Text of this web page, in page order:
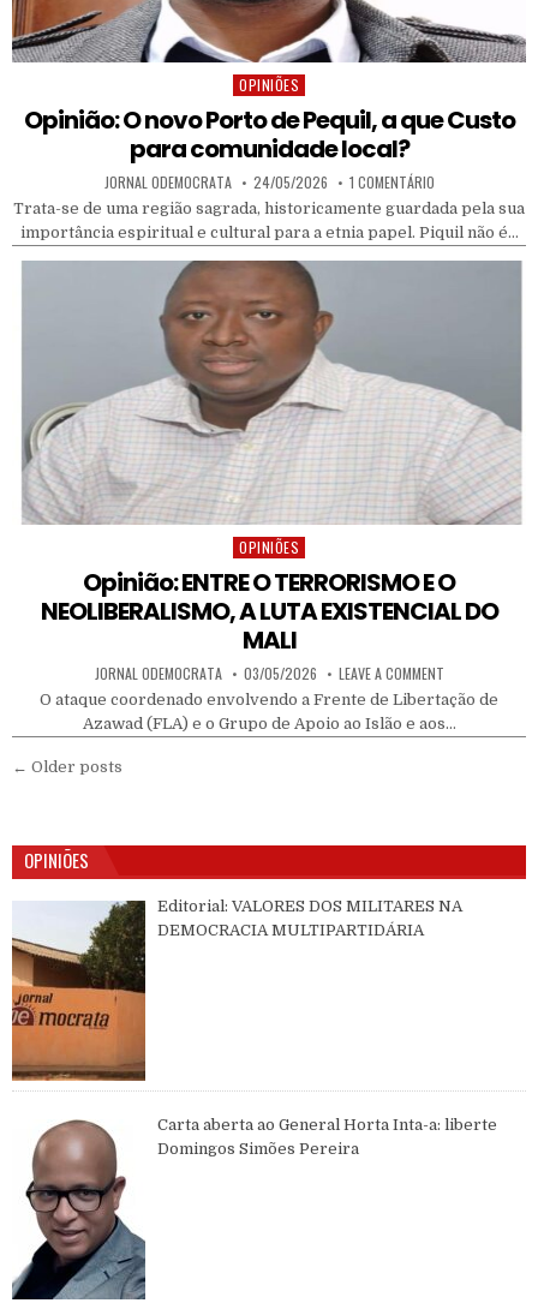
Posted in
OPINIÕES
Opinião: O novo Porto de Pequil, a que Custo
para comunidade local?
AUTHOR:
JORNAL ODEMOCRATA PUBLISHED DATE:
24/05/2026 1 COMENTÁRIOEM OPINIÃO: O
Trata-se de uma região sagrada, historicamente guardada pela sua
importância espiritual e cultural para a etnia papel. Piquil não é…
Posted in
OPINIÕES
Opinião: ENTRE O TERRORISMO E O
NEOLIBERALISMO, A LUTA EXISTENCIAL DO
MALI
AUTHOR:
JORNAL ODEMOCRATA PUBLISHED DATE:
03/05/2026 LEAVE A COMMENTON OPINIÃO:
O ataque coordenado envolvendo a Frente de Libertação de
Azawad (FLA) e o Grupo de Apoio ao Islão e aos…
Navegação por posts
← Older posts
OPINIÕES
Editorial: VALORES DOS MILITARES NA
DEMOCRACIA MULTIPARTIDÁRIA
Carta aberta ao General Horta Inta-a: liberte
Domingos Simões Pereira